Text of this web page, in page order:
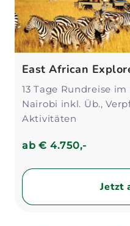
East African
13 Tage Rundreise
Nairobi inkl. Üb.,
Aktivitäten
ab€ 4.750,-
Jetzt